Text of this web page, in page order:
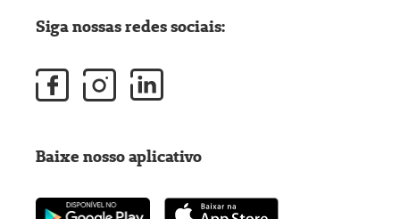
Siga nossas redes sociais:
Baixe nosso aplicativo